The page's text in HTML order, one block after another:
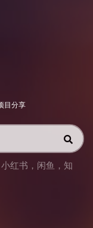
目分享
小红书 ， 闲鱼 ， 知